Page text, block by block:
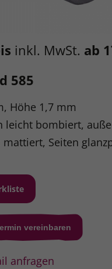
inkl. MwSt. ab
585
Höhe 1,7 mm
leicht bombiert,
mattiert, Seiten
vereinbaren
anfragen